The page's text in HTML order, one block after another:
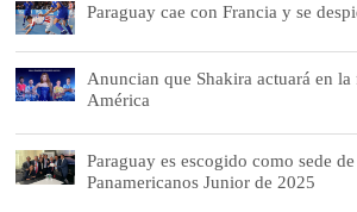
Paraguay cae con Francia y se
Anuncian que Shakira actuará en
América
Paraguay es escogido como sede
Panamericanos Junior de 2025